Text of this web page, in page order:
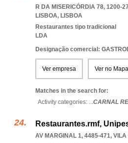
R DA MISERICÓRDIA 78, 1200-
LISBOA, LISBOA
Restaurantes tipo tradicional
LDA
Designação comercial:
Ver empresa Ver no Mapa
Matches in the search for:
Activity categories: ...CARNAL
Restaurantes.rmf,
AV MARGINAL 1, 4485-471, VILA